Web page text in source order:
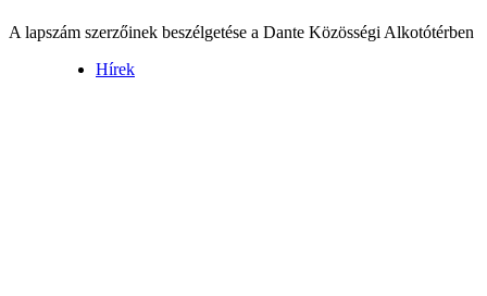
A lapszám szerzőinek beszélgetése a Dante Közösségi Alkotótérben
Hírek